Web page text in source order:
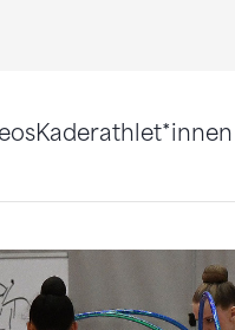
Kaderathlet*innen